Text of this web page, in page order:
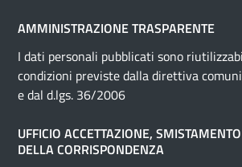
AMMINISTRAZIONE TRASPARENTE
I dati personali pubblicati sono
condizioni previste dalla direttiva
e dal d.lgs. 36/2006
UFFICIO ACCETTAZIONE,
DELLA CORRISPONDENZA